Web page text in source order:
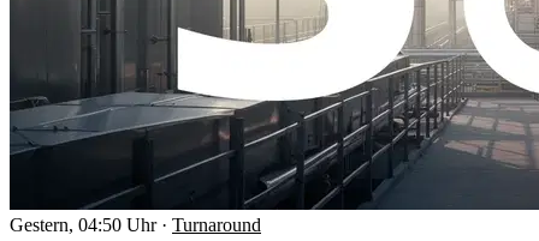
Gestern, 04:50 Uhr · Turnaround